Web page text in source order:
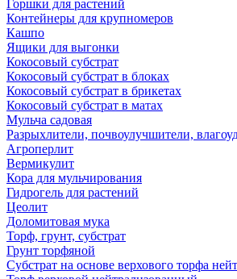
Горшки для растений
Контейнеры для крупномеров
Кашпо
Ящики для выгонки
Кокосовый субстрат
Кокосовый субстрат в блоках
Кокосовый субстрат в брикетах
Кокосовый субстрат в матах
Мульча садовая
Разрыхлители, почвоулучшители,
Агроперлит
Вермикулит
Кора для мульчирования
Гидрогель для растений
Цеолит
Доломитовая мука
Торф, грунт, субстрат
Грунт торфяной
Субстрат на основе верхового торфа